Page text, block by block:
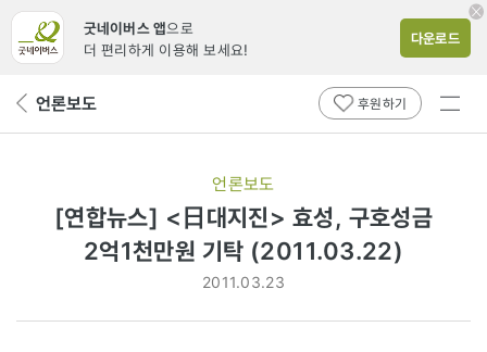
굿네이버스 앱으로
더 편리하게 이용해 보세요!
다운로드
뒤 언론보도 후원하기
전체
언론보도
[연합뉴스] <日대지진> 효성, 구호성금
2억1천만원 기탁 (2011.03.22)
2011.03.23